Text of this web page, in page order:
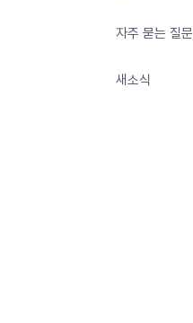
자주 묻는 질문
새소식